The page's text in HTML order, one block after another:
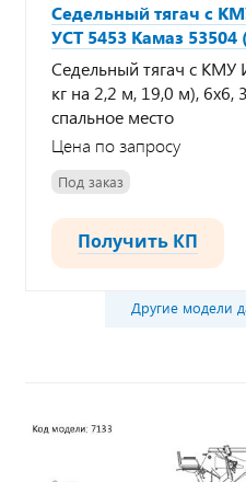
Седельный тягач с
УСТ 5453 Камаз 53504
Седельный тягач с
кг на 2,2 м, 19,0 м), 6х6,
спальное место
Цена по запросу
Под заказ
Получить КП
Другие модели